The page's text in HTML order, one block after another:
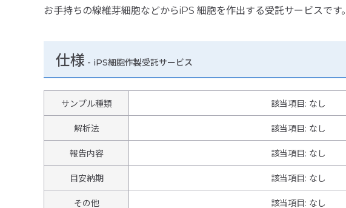
お手持ちの線維芽細胞などからiPS 細胞を作出する受託サービスです。
仕様 - iPS細胞作製受託サービス
サンプル種類 該当項目: なし
解析法 該当項目: なし
報告内容 該当項目: なし
目安納期 該当項目: なし
その他 該当項目: なし